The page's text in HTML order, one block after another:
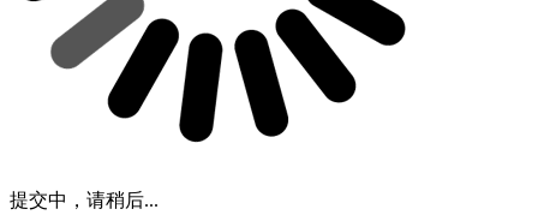
提交中，请稍后...